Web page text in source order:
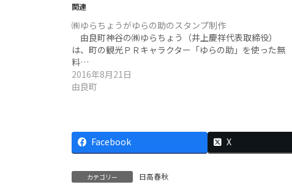
関連
㈱ゆらちょうがゆらの助のスタンプ制作
由良町神谷の㈱ゆらちょう（井上慶祥代表取締役）
は、町の観光ＰＲキャラクター「ゆらの助」を使った無
料…
2016年8月21日
由良町
Facebook X
カテゴリー 日高春秋